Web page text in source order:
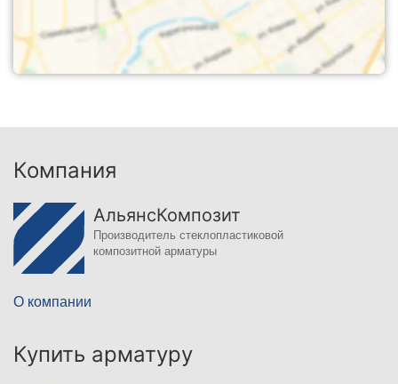
Компания
АльянсКомпозит
Производитель стеклопластиковой
композитной арматуры
О компании
Купить арматуру